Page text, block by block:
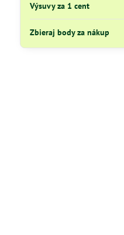
Výsuvy za 1 cent
Zbieraj body za nákup